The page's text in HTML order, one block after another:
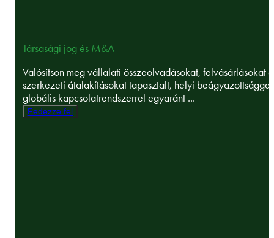
Társasági jog és M&A
Valósítson meg vállalati összeolvadásokat, felvásárlásokat
szerkezeti átalakításokat tapasztalt, helyi beágyazottsággal
globális kapcsolatrendszerrel egyaránt ...
Fedezze fel